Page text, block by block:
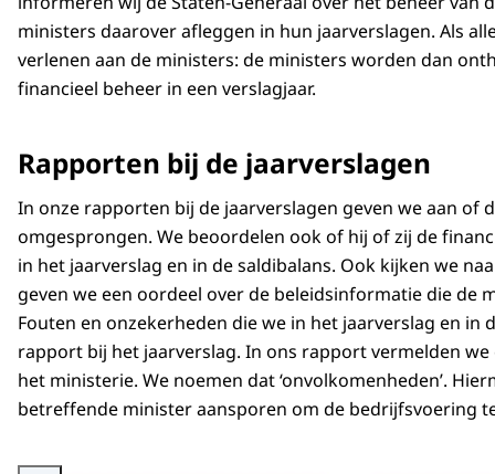
Beeld. We zien 3 ronde vlakken in beeld. In de
Tekst: op Prinsjesdag, de derde dinsdag in
Beeld: We zien een koffer in beeld verschijnen.
Tekst: presenteren de ministers hun begrotingen
Beeld: We zien formulieren uit de koffers uit
Tekst: Anderhalf jaar later, als al het geld is
Beeld: We zien 2 iconen. Een klok en een icoon
een pijl verschijnen. Deze wijst weg van de
Tekst: brengen de ministers hun jaarverslagen
mei.
Uiterlijk halverwege 2020 stuurt de minister van
Kamer. Daarin staan voorstellen voor
gebeurt ook in de Najaarsnota. Eventuele
In mei 2021, op de derde woensdag, is het
het Financieel jaarverslag van het Rijk 2020 en
Tweede Kamer.
De Tweede Kamer neemt de Slotwet 2020 aan
ministers daarover afleggen in hun jaarverslagen. Als
verlenen aan de ministers: de ministers worden dan
financieel beheer in een verslagjaar.
Rapporten bij de jaarverslagen
In onze rapporten bij de jaarverslagen geven we aan of
omgesprongen. We beoordelen ook of hij of zij de
in het jaarverslag en in de saldibalans. Ook kijken we
geven we een oordeel over de beleidsinformatie die de
Fouten en onzekerheden die we in het jaarverslag en
rapport bij het jaarverslag. In ons rapport vermelden
het ministerie. We noemen dat ‘onvolkomenheden’.
betreffende minister aansporen om de bedrijfsvoering
Vergroot afbeelding De Algemene Rekenkamer onderzoekt en